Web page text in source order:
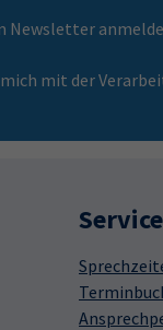
Newsletter
mit der